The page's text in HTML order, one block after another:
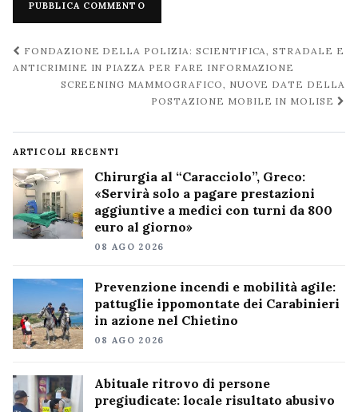
Navigazione
post
FONDAZIONE DELLA POLIZIA: SCIENTIFICA, STRADALE E
ANTICRIMINE IN PIAZZA PER FARE INFORMAZIONE
SCREENING MAMMOGRAFICO, NUOVE DATE DELLA
POSTAZIONE MOBILE IN MOLISE
ARTICOLI RECENTI
Chirurgia al “Caracciolo”, Greco:
«Servirà solo a pagare prestazioni
aggiuntive a medici con turni da 800
euro al giorno»
08 AGO 2026
Prevenzione incendi e mobilità agile:
pattuglie ippomontate dei Carabinieri
in azione nel Chietino
08 AGO 2026
Abituale ritrovo di persone
pregiudicate: locale risultato abusivo